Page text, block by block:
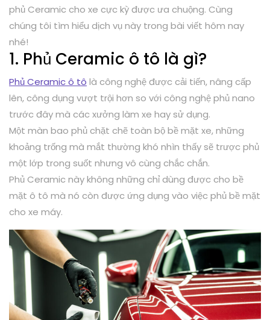
phủ Ceramic cho xe cực kỳ được ưa chuộng. Cùng
chúng tôi tìm hiểu dịch vụ này trong bài viết hôm nay
nhé!
1. Phủ Ceramic ô tô là gì?
Phủ Ceramic ô tô là công nghệ được cải tiến, nâng cấp
lên, công dụng vượt trội hơn so với công nghệ phủ nano
trước đây mà các xưởng làm xe hay sử dụng.
Một màn bao phủ chặt chẽ toàn bộ bề mặt xe, những
khoảng trống mà mắt thường khó nhìn thấy sẽ trược phủ
một lớp trong suốt nhưng vô cùng chắc chắn.
Phủ Ceramic này không những chỉ dùng được cho bề
mặt ô tô mà nó còn được ứng dụng vào việc phủ bề mặt
cho xe máy.